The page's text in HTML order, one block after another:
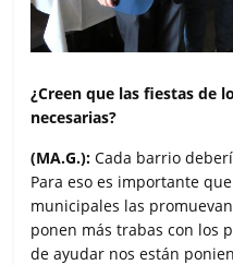
¿Creen que las fiestas de
necesarias?
(MA.G.): Cada barrio
Para eso es importante
municipales las
ponen más trabas con los
de ayudar nos están